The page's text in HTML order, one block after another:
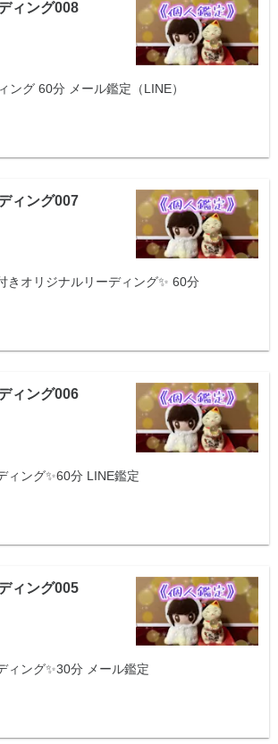
ィング008
ング 60分 メール鑑定（LINE）
ィング007
きオリジナルリーディング✨ 60分
ィング006
ィング✨60分 LINE鑑定
ィング005
ィング✨30分 メール鑑定